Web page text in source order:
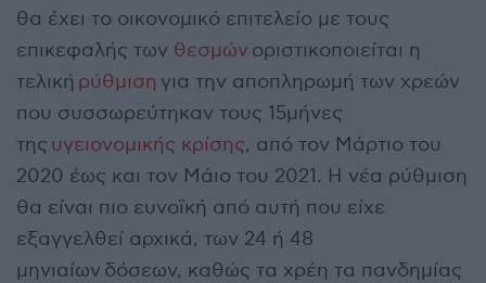
θα έχει το οικονομικό επιτελείο με τους
επικεφαλής των θεσμών οριστικοποιείται η
τελική ρύθμιση για την αποπληρωμή των χρεών
που συσσωρεύτηκαν τους 15μήνες
της υγειονομικής κρίσης, από τον Μάρτιο του
2020 έως και τον Μάιο του 2021. Η νέα ρύθμιση
θα είναι πιο ευνοϊκή από αυτή που είχε
εξαγγελθεί αρχικά, των 24 ή 48
μηνιαίων δόσεων, καθώς τα χρέη τα πανδημίας